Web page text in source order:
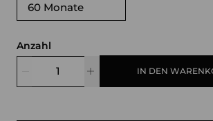
60 Monate
Anzahl
IN DEN